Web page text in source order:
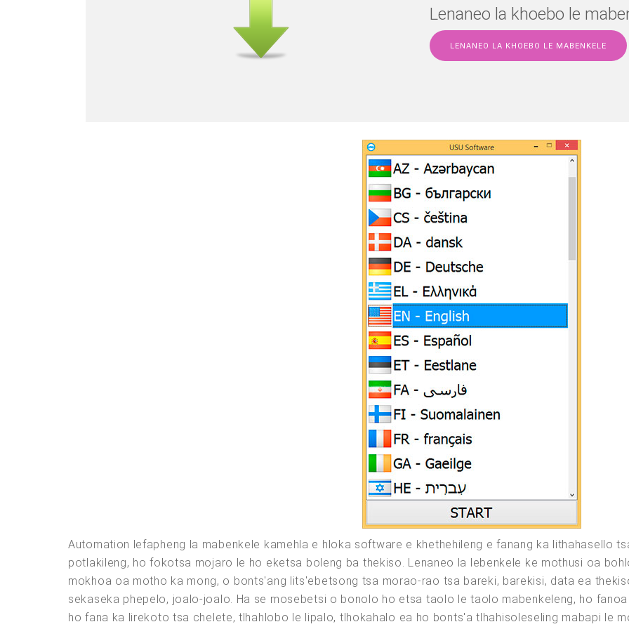
Lenaneo la khoebo le
LENANEO LA KHOEBO LE MABENKELE
Automation lefapheng la mabenkele kamehla e hloka software e khethehileng e fanang ka lithahasello
potlakileng, ho fokotsa mojaro le ho eketsa boleng ba thekiso. Lenaneo la lebenkele ke mothusi oa
mokhoa oa motho ka mong, o bonts'ang lits'ebetsong tsa morao-rao tsa bareki, barekisi, data ea
sekaseka phepelo, joalo-joalo. Ha se mosebetsi o bonolo ho etsa taolo le taolo mabenkeleng, ho
ho fana ka lirekoto tsa chelete, tlhahlobo le lipalo, tlhokahalo ea ho bonts'a tlhahisoleseling mabapi le